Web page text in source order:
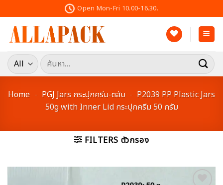
to
content
Open Mon-Fri 10.00-16.30.
ค้นหา:
Home - PGJ Jars กระปุกครีม-ตลับ - P2039 PP Plastic Jars
50g with Inner Lid กระปุกครีม 50 กรัม
FILTERS ตัวกรอง